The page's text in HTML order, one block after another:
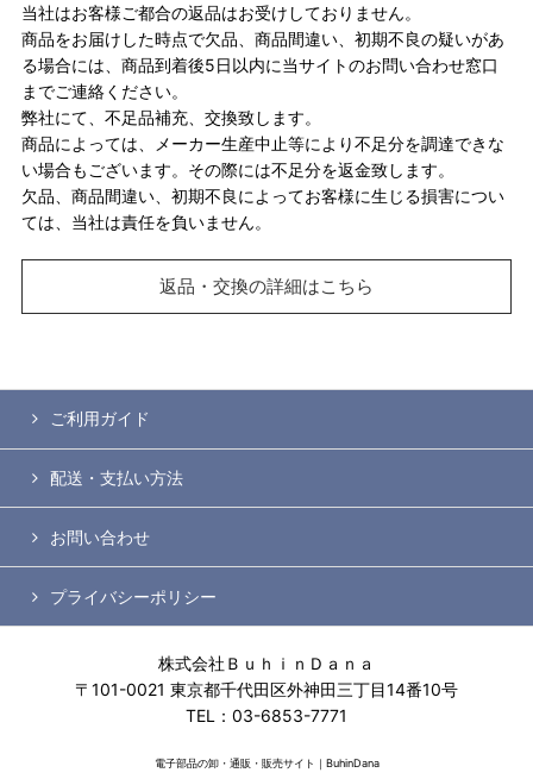
当社はお客様ご都合の返品はお受けしておりません。
商品をお届けした時点で欠品、商品間違い、初期不良の疑いがあ
る場合には、商品到着後5日以内に当サイトのお問い合わせ窓口
までご連絡ください。
弊社にて、不足品補充、交換致します。
商品によっては、メーカー生産中止等により不足分を調達できな
い場合もございます。その際には不足分を返金致します。
欠品、商品間違い、初期不良によってお客様に生じる損害につい
ては、当社は責任を負いません。
返品・交換の詳細はこちら
ご利用ガイド
配送・支払い方法
お問い合わせ
プライバシーポリシー
株式会社ＢｕｈｉｎＤａｎａ
〒101-0021 東京都千代田区外神田三丁目14番10号
TEL：03-6853-7771
電子部品の卸・通販・販売サイト｜BuhinDana